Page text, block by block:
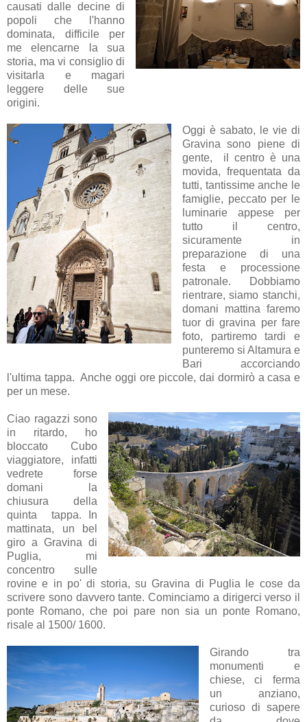
causati dalle decine di
popoli che l'hanno
dominata, difficile per
me elencarne la sua
storia, ma vi consiglio di
visitarla e magari
leggere delle sue
origini.
Oggi è sabato, le vie di
Gravina sono piene di
gente, il centro è una
movida, frequentata da
tutti, tantissime anche le
famiglie, peccato per le
luminarie appese per
tutto il centro,
sicuramente in
preparazione di una
festa e processione
patronale. Dobbiamo
rientrare, siamo stanchi,
domani mattina faremo
tuor di gravina per fare
foto, partiremo tardi e
punteremo si Altamura e
Bari accorciando
l'ultima tappa. Anche oggi ore piccole, dai dormirò a casa e
per un mese.
Ciao ragazzi sono
in ritardo, ho
bloccato Cubo
viaggiatore, infatti
vedrete forse
domani la
chiusura della
quinta tappa. In
mattinata, un bel
giro a Gravina di
Puglia, mi
concentro sulle
rovine e in po' di storia, su Gravina di Puglia le cose da
scrivere sono davvero tante. Cominciamo a dirigerci verso il
ponte Romano, che poi pare non sia un ponte Romano,
risale al 1500/ 1600.
Girando tra
monumenti e
chiese, ci ferma
un anziano,
curioso di sapere